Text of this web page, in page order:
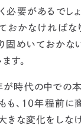
必要があるでし
おかなければな
り固めいておか
す。
時代の中での
も、10年程前に
大きな変化をし